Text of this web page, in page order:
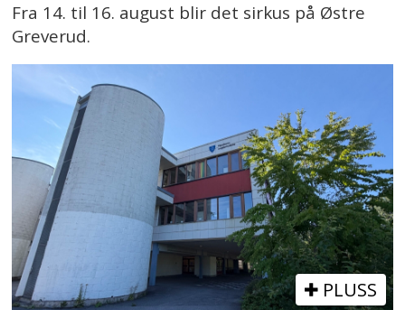
Fra 14. til 16. august blir det sirkus på Østre
Greverud.
PLUSS